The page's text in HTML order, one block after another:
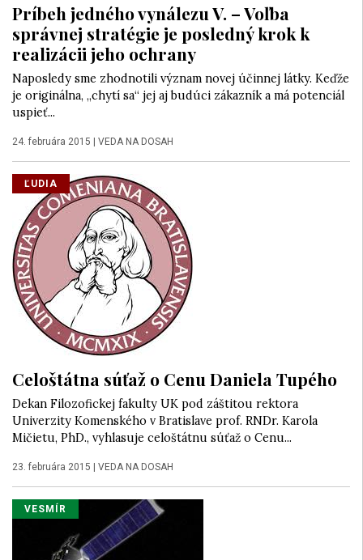
Príbeh jedného vynálezu V. – Voľba
správnej stratégie je posledný krok k
realizácii jeho ochrany
Naposledy sme zhodnotili význam novej účinnej látky. Keďže
je originálna, „chytí sa“ jej aj budúci zákazník a má potenciál
uspieť...
24. februára 2015 VEDA NA DOSAH
ĽUDIA
Celoštátna súťaž o Cenu Daniela Tupého
Dekan Filozofickej fakulty UK pod záštitou rektora
Univerzity Komenského v Bratislave prof. RNDr. Karola
Mičietu, PhD., vyhlasuje celoštátnu súťaž o Cenu...
23. februára 2015 VEDA NA DOSAH
VESMÍR